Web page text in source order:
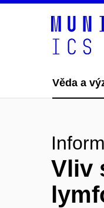
Věda a
Vliv